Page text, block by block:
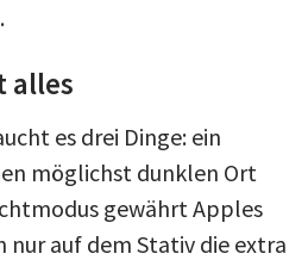
alles
es drei Dinge: ein
möglichst dunklen Ort
gewährt Apples
nur auf dem Stativ die extra